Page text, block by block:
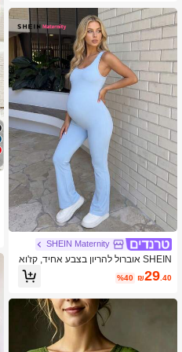
SHEIN Maternity
SHEIN אוברול להריון בצבע אחיד, קז'וא
ל, עם רצועות מתכווננות
₪29.40
%40